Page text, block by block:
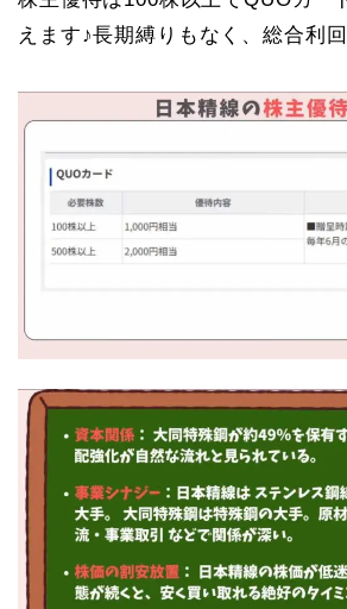
えます♪長期縛りもなく、総合利